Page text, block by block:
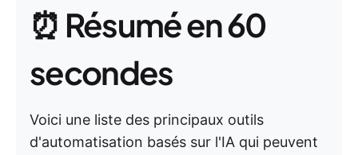
⏰ Résumé en 60
secondes
Voici une liste des principaux outils
d'automatisation basés sur l'IA qui peuvent